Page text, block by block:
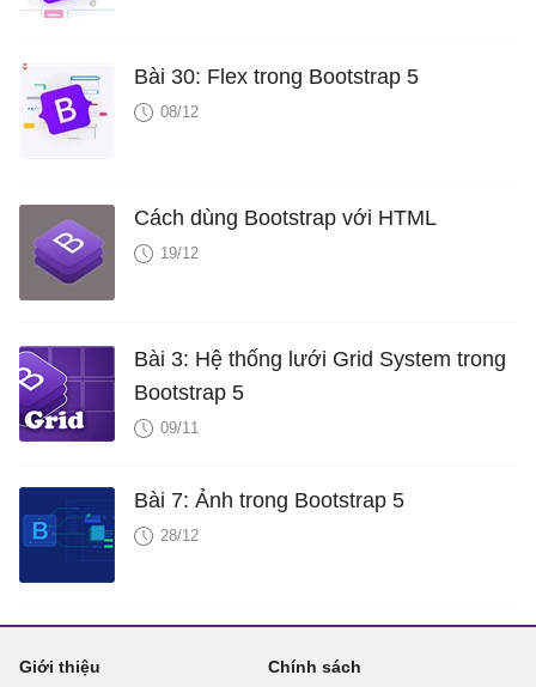
Bài 30: Flex trong Bootstrap 5
08/12
Cách dùng Bootstrap với HTML
19/12
Bài 3: Hệ thống lưới Grid System trong
Bootstrap 5
09/11
Bài 7: Ảnh trong Bootstrap 5
28/12
Giới thiệu Chính sách